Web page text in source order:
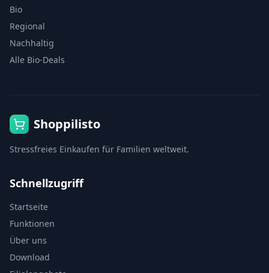
Bio
Regional
Nachhaltig
Alle Bio-Deals
Shoppilisto
Stressfreies Einkaufen für Familien weltweit.
Schnellzugriff
Startseite
Funktionen
Über uns
Download